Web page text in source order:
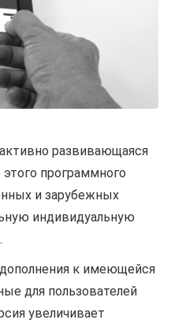
развивающаяся
программного
и зарубежных
индивидуальную
к имеющейся
для пользователей
увеличивает